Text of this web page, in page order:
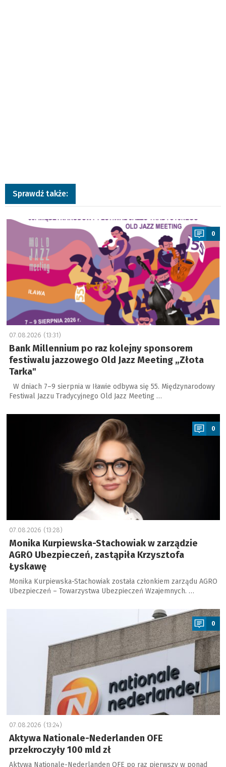
Sprawdź także:
a
0
07.08.2026 (13:31)
Bank Millennium po raz kolejny sponsorem
festiwalu jazzowego Old Jazz Meeting „Złota
Tarka"
W dniach 7–9 sierpnia w Iławie odbywa się 55. Międzynarodowy
Festiwal Jazzu Tradycyjnego Old Jazz Meeting …
a
0
07.08.2026 (13:28)
Monika Kurpiewska-Stachowiak w zarządzie
AGRO Ubezpieczeń, zastąpiła Krzysztofa
Łyskawę
Monika Kurpiewska-Stachowiak została członkiem zarządu AGRO
Ubezpieczeń – Towarzystwa Ubezpieczeń Wzajemnych. …
0
07.08.2026 (13:24)
Aktywa Nationale-Nederlanden OFE
przekroczyły 100 mld zł
Aktywa Nationale-Nederlanden OFE po raz pierwszy w ponad